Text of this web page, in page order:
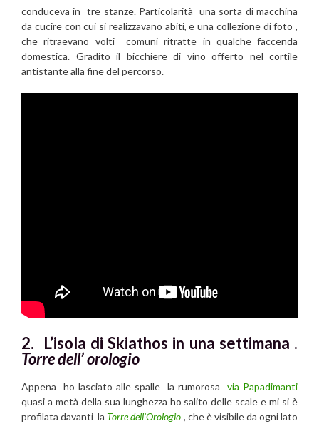
conduceva in tre stanze. Particolarità una sorta di macchina
da cucire con cui si realizzavano abiti, e una collezione di foto ,
che ritraevano volti comuni ritratte in qualche faccenda
domestica. Gradito il bicchiere di vino offerto nel cortile
antistante alla fine del percorso.
2. L’isola di Skiathos in una settimana .
Torre dell’ orologio
Appena ho lasciato alle spalle la rumorosa
via Papadimanti
quasi a metà della sua lunghezza ho salito delle scale e mi si è
profilata davanti la Torre dell’Orologio , che è visibile da ogni lato